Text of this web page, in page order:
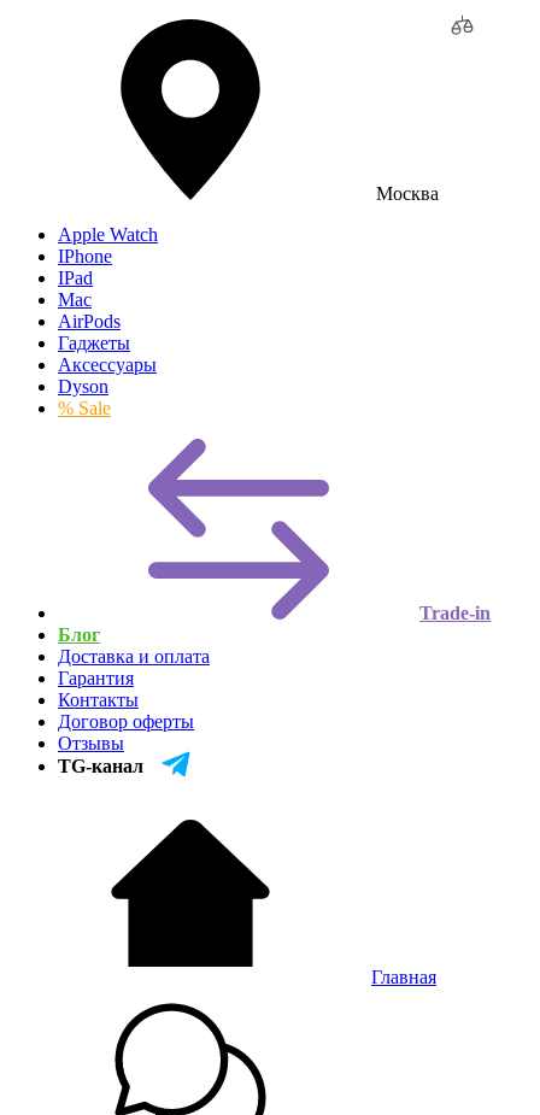
Москва
Apple Watch
IPhone
IPad
Mac
AirPods
Гаджеты
Аксессуары
Dyson
% Sale
Trade-in
Блог
Доставка и оплата
Гарантия
Контакты
Договор оферты
Отзывы
TG-канал
Главная